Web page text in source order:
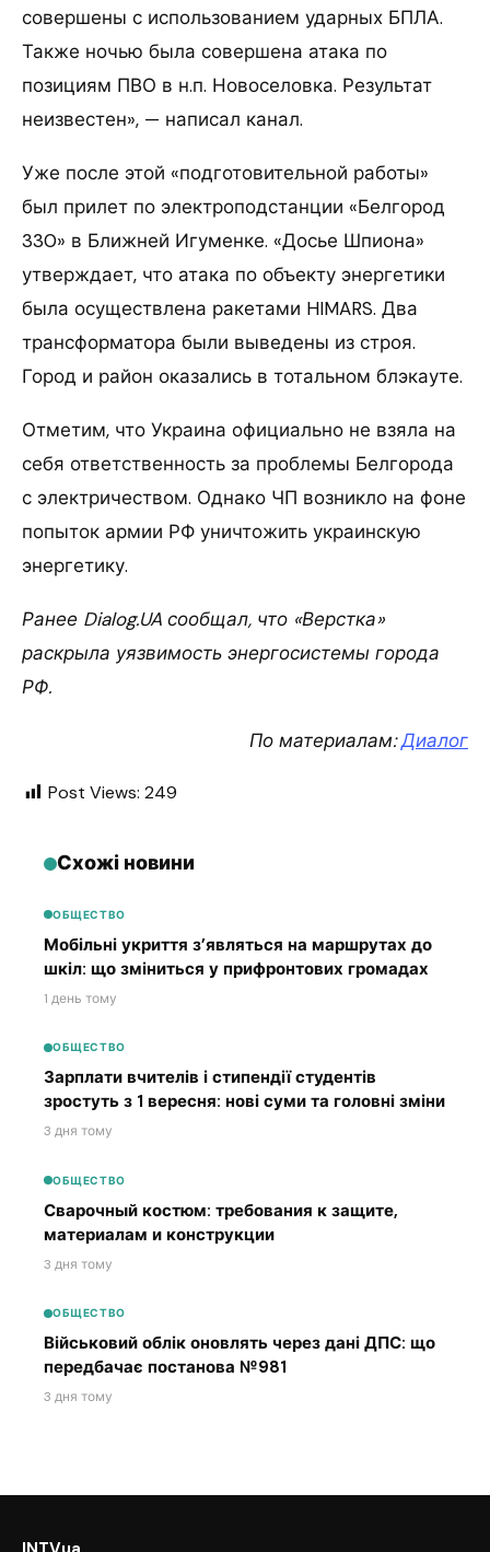
совершены с использованием ударных БПЛА.
Также ночью была совершена атака по
позициям ПВО в н.п. Новоселовка. Результат
неизвестен», — написал канал.
Уже после этой «подготовительной работы»
был прилет по электроподстанции «Белгород
330» в Ближней Игуменке. «Досье Шпиона»
утверждает, что атака по объекту энергетики
была осуществлена ракетами HIMARS. Два
трансформатора были выведены из строя.
Город и район оказались в тотальном блэкауте.
Отметим, что Украина официально не взяла на
себя ответственность за проблемы Белгорода
с электричеством. Однако ЧП возникло на фоне
попыток армии РФ уничтожить украинскую
энергетику.
Ранее Dialog.UA сообщал, что «Верстка»
раскрыла уязвимость энергосистемы города
РФ.
По материалам:Диалог
Post Views: 249
Схожі новини
ОБЩЕСТВО
Мобільні укриття з’являться на маршрутах до
шкіл: що зміниться у прифронтових громадах
1 день тому
ОБЩЕСТВО
Зарплати вчителів і стипендії студентів
зростуть з 1 вересня: нові суми та головні зміни
3 дня тому
ОБЩЕСТВО
Сварочный костюм: требования к защите,
материалам и конструкции
3 дня тому
ОБЩЕСТВО
Військовий облік оновлять через дані ДПС: що
передбачає постанова №981
3 дня тому